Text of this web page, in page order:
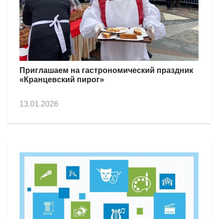
Приглашаем на гастрономический праздник
«Кранцевский пирог»
13.01.2026